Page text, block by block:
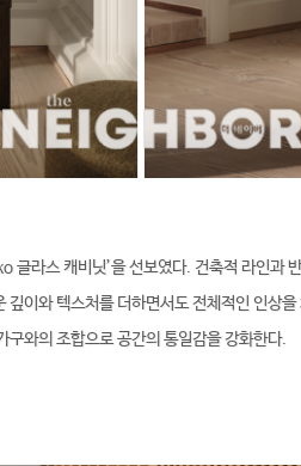
라스 캐비닛’을 선보였다. 건축적 라인과
이와 텍스처를 더하면서도 전체적인 인상
와의 조합으로 공간의 통일감을 강화한다.